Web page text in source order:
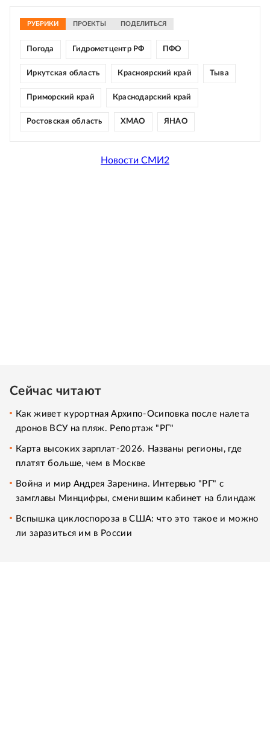
РУБРИКИ ПРОЕКТЫ ПОДЕЛИТЬСЯ
Погода Гидрометцентр РФ ПФО
Иркутская область Красноярский край Тыва
Приморский край Краснодарский край
Ростовская область ХМАО ЯНАО
Новости СМИ2
Сейчас читают
Как живет курортная Архипо-Осиповка после налета
дронов ВСУ на пляж. Репортаж "РГ"
Карта высоких зарплат-2026. Названы регионы, где
платят больше, чем в Москве
Война и мир Андрея Заренина. Интервью "РГ" с
замглавы Минцифры, сменившим кабинет на блиндаж
Вспышка циклоспороза в США: что это такое и можно
ли заразиться им в России